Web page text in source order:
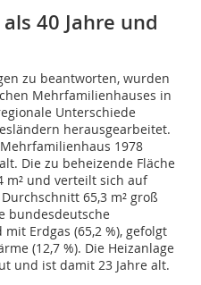
40 Jahre und
zu beantworten, wurden
Mehrfamilienhauses in
Unterschiede
herausgearbeitet.
1978
Die zu beheizende Fläche
m² und verteilt sich auf
65,3 m² groß
bundesdeutsche
Erdgas (65,2 %), gefolgt
(12,7 %). Die Heizanlage
und ist damit 23 Jahre alt.